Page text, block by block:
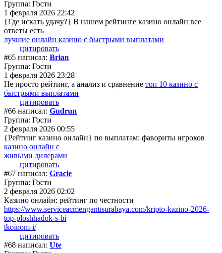
Группа: Гости
1 февраля 2026 22:42
{Где искать удачу?} В нашем рейтинге казино онлайн все
ответы есть
лучшие онлайн казино с быстрыми выплатами
цитировать
#65 написал: Brian
Группа: Гости
1 февраля 2026 23:28
Не просто рейтинг, а анализ и сравнение топ 10 казино с
быстрыми выплатами
цитировать
#66 написал: Gudrun
Группа: Гости
2 февраля 2026 00:55
{Рейтинг казино онлайн} по выплатам: фавориты игроков
казино онлайн с
живыми дилерами
цитировать
#67 написал: Gracie
Группа: Гости
2 февраля 2026 02:02
Казино онлайн: рейтинг по честности
https://www.serviceacmengantisurabaya.com/kripto-kazino-2026-
top-ploshhadok-s-bi
tkoinom-i/
цитировать
#68 написал: Ute